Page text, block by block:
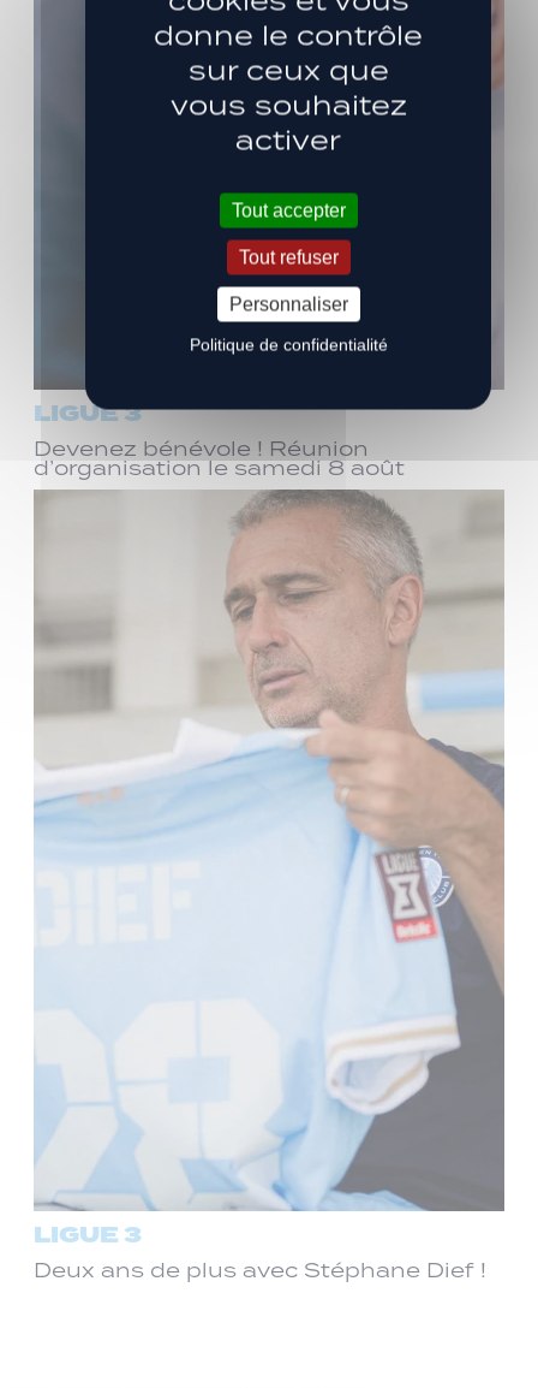
LIGUE 3
Devenez bénévole ! Réunion
d’organisation le samedi 8 août
LIGUE 3
Deux ans de plus avec Stéphane Dief !
donne le contrôle
sur ceux que
vous souhaitez
activer
Tout accepter
Tout refuser
Personnaliser
Politique de confidentialité